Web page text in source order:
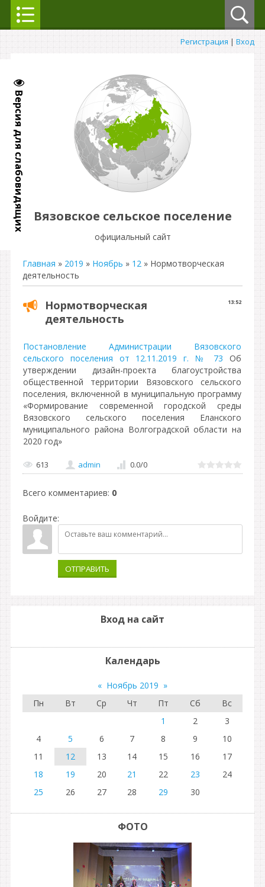
Версия для слабовидящих
Регистрация | Вход
Вязовское сельское поселение
официальный сайт
Главная » 2019 » Ноябрь » 12 » Нормотворческая
деятельность
13:52
Нормотворческая
деятельность
Постановление Администрации Вязовского
сельского поселения от 12.11.2019 г. № 73 Об
утверждении дизайн-проекта благоустройства
общественной территории Вязовского сельского
поселения, включенной в муниципальную программу
«Формирование современной городской среды
Вязовского сельского поселения Еланского
муниципального района Волгоградской области на
2020 год»
613 admin 0.0/0
Всего комментариев: 0
Войдите:
ОТПРАВИТЬ
Вход на сайт
Календарь
« Ноябрь 2019 »
Пн
Вт Ср Чт Пт Сб
Вс
1
2
3
4
5 6 7 8 9
10
11
12 13 14 15 16
17
18
19 20 21 22 23
24
25
26 27 28 29 30
ФОТО